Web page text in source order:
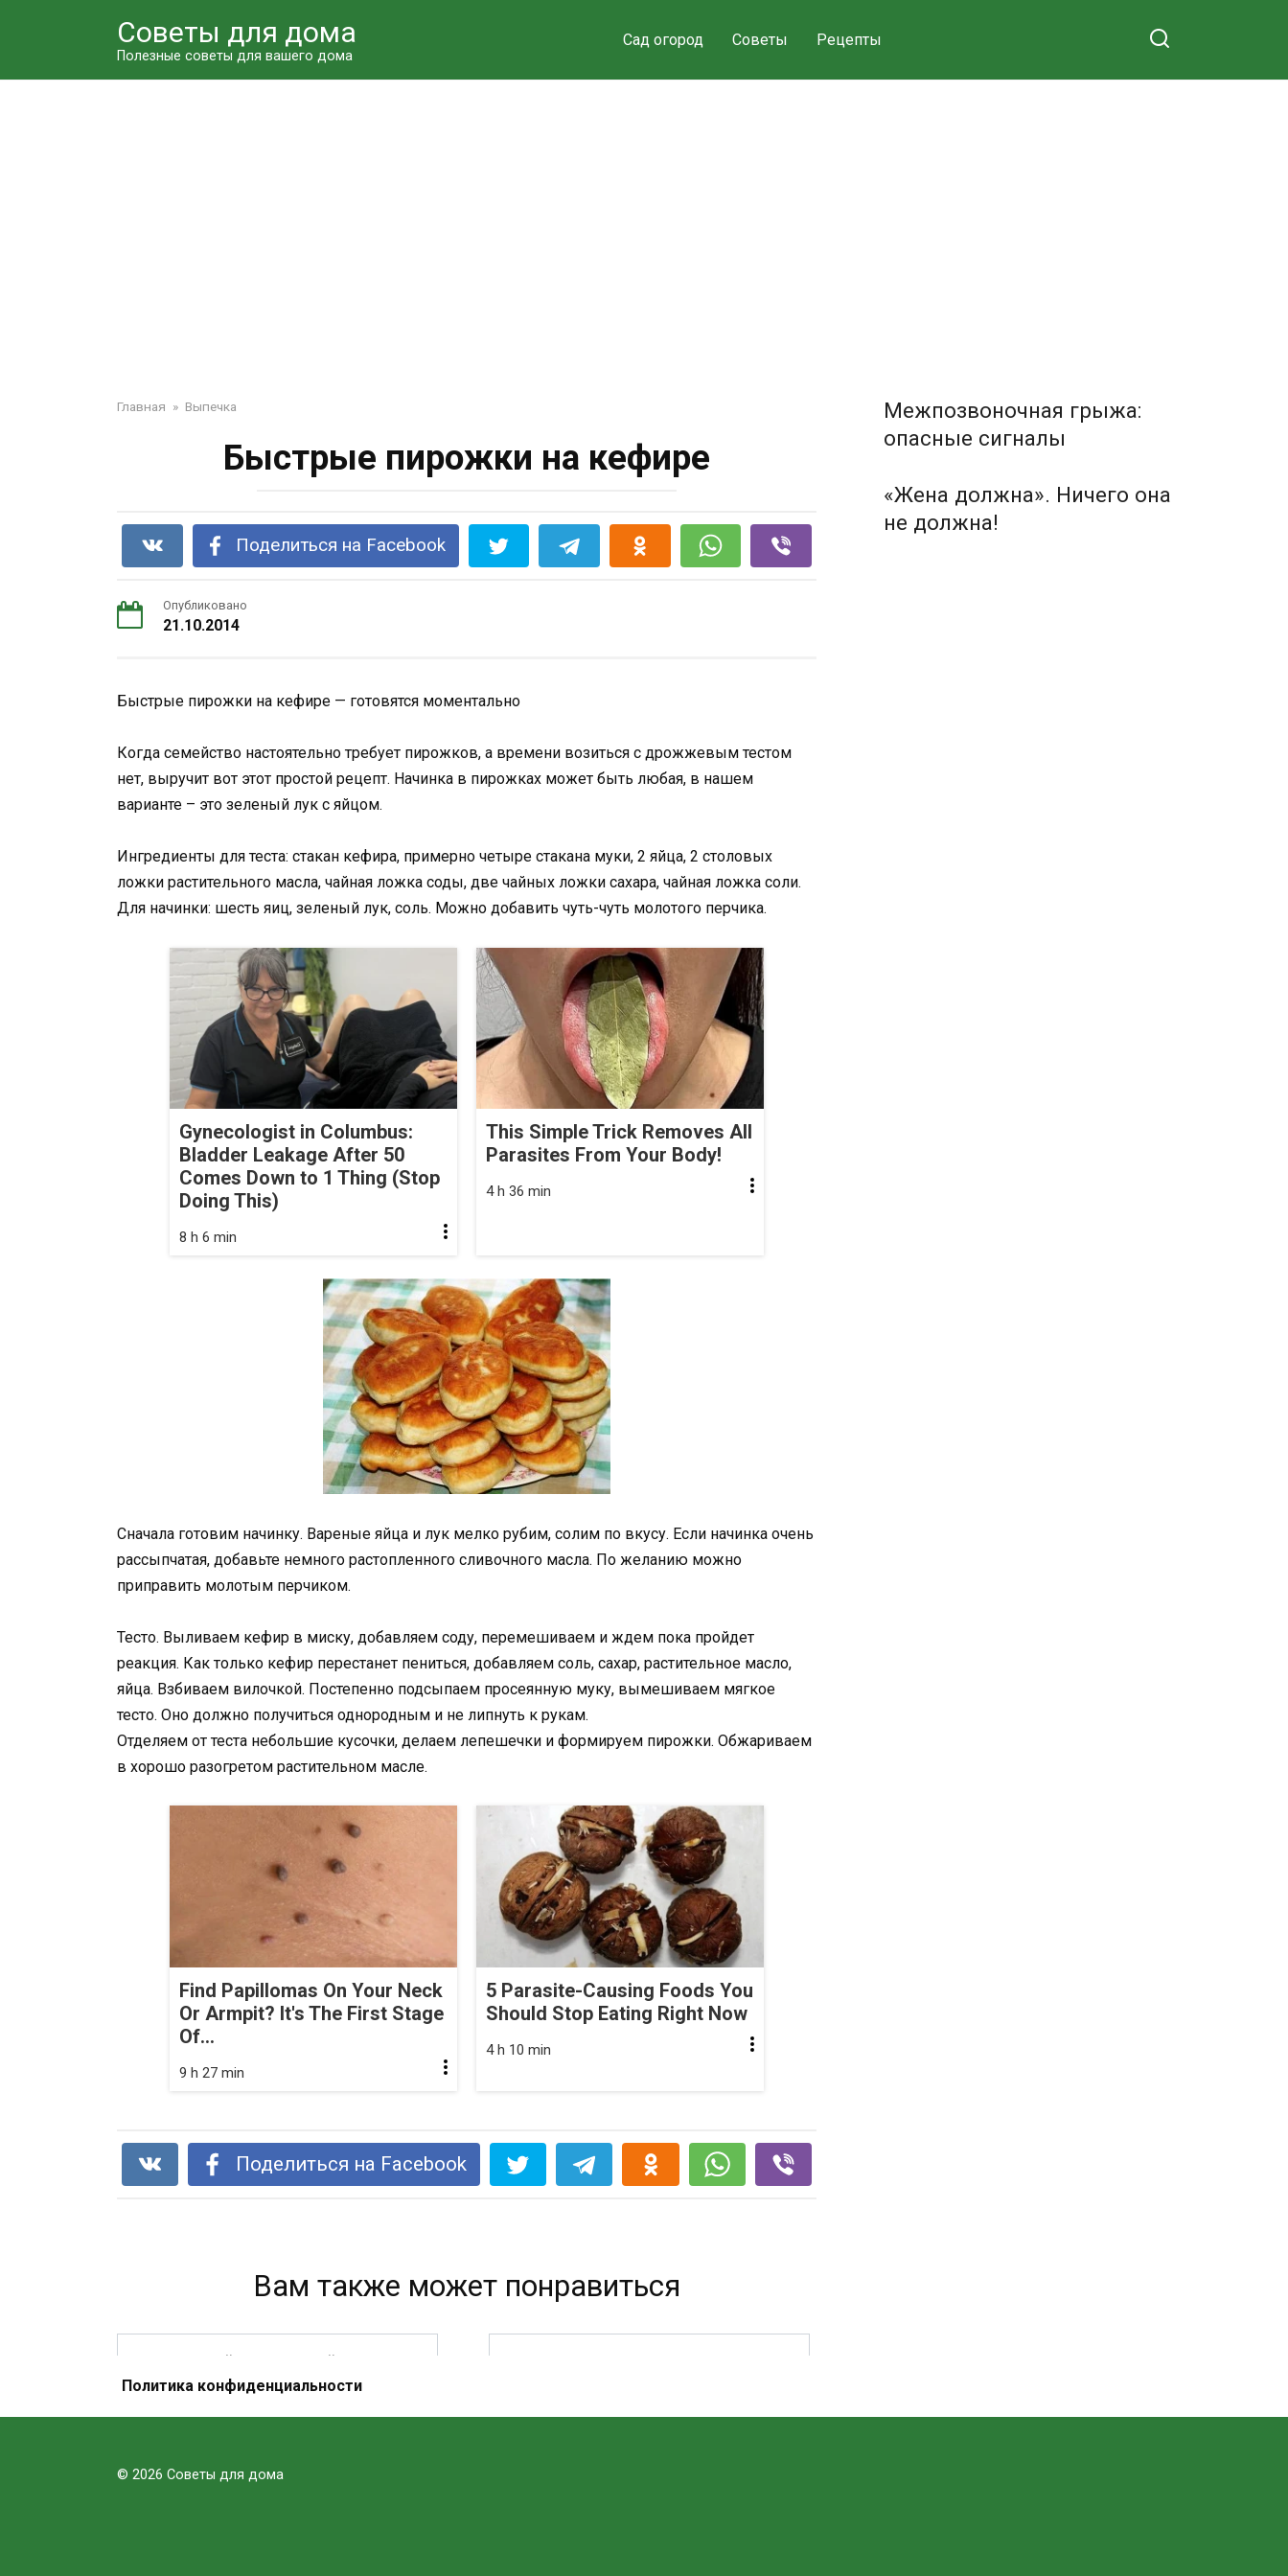
Советы для дома
Полезные советы для вашего дома
Сад огород Советы Рецепты
Главная » Выпечка
Быстрые пирожки на кефире
Поделиться на Facebook
Опубликовано
21.10.2014
Быстрые пирожки на кефире — готовятся моментально
Когда семейство настоятельно требует пирожков, а времени возиться с дрожжевым тестом
нет, выручит вот этот простой рецепт. Начинка в пирожках может быть любая, в нашем
варианте – это зеленый лук с яйцом.
Ингредиенты для теста: стакан кефира, примерно четыре стакана муки, 2 яйца, 2 столовых
ложки растительного масла, чайная ложка соды, две чайных ложки сахара, чайная ложка соли.
Для начинки: шесть яиц, зеленый лук, соль. Можно добавить чуть-чуть молотого перчика.
Gynecologist in Columbus:
Bladder Leakage After 50
Comes Down to 1 Thing (Stop
Doing This)
8 h 6 min
This Simple Trick Removes All
Parasites From Your Body!
4 h 36 min
Сначала готовим начинку. Вареные яйца и лук мелко рубим, солим по вкусу. Если начинка очень
рассыпчатая, добавьте немного растопленного сливочного масла. По желанию можно
приправить молотым перчиком.
Тесто. Выливаем кефир в миску, добавляем соду, перемешиваем и ждем пока пройдет
реакция. Как только кефир перестанет пениться, добавляем соль, сахар, растительное масло,
яйца. Взбиваем вилочкой. Постепенно подсыпаем просеянную муку, вымешиваем мягкое
тесто. Оно должно получиться однородным и не липнуть к рукам.
Отделяем от теста небольшие кусочки, делаем лепешечки и формируем пирожки. Обжариваем
в хорошо разогретом растительном масле.
Find Papillomas On Your Neck
Or Armpit? It's The First Stage
Of...
9 h 27 min
5 Parasite-Causing Foods You
Should Stop Eating Right Now
4 h 10 min
Поделиться на Facebook
Вам также может понравиться
ПЯТИМИНУТКА «НЕЖНОСТЬ».
САМОЙ ФРАНЦИИ!
Межпозвоночная грыжа:
опасные сигналы
«Жена должна». Ничего она
не должна!
Политика конфиденциальности
© 2026 Советы для дома